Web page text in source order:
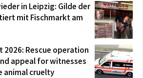
in Leipzig: Gilde der
mit Fischmarkt am
2026: Rescue operation
appeal for witnesses
animal cruelty